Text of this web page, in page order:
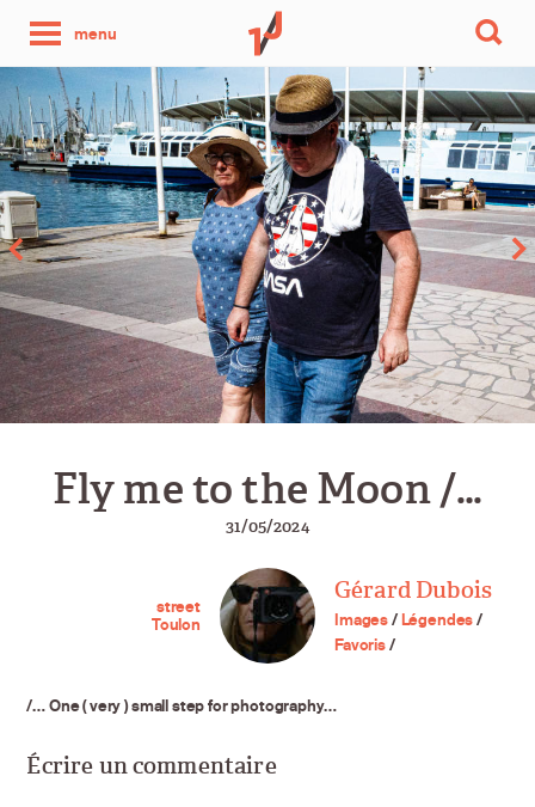
menu
photo
par
jour
Fly me to the Moon /…
31/05/2024
street
Toulon
Gérard Dubois
Images/Légendes/
Favoris/
/… One ( very ) small step for photography…
Écrire un commentaire